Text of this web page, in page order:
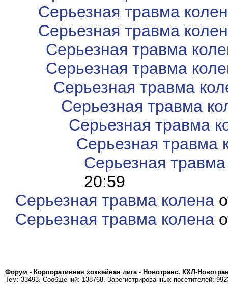
Серьезная травма
Серьезная травма
Серьезная травма
Серьезная травма
Серьезная травма
Серьезная травма
Серьезная травма
Серьезная травма
Серьезная
20:59
Серьезная травма колена
Серьезная травма колена
Форум - Корпоративная хоккейная лига - Новотранс. КХЛ-
Тем: 33493. Сообщений: 138768. Зарегистрированных посетителей: